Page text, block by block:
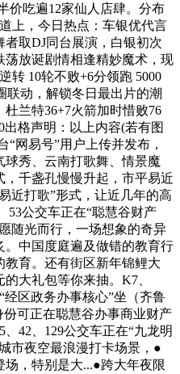
价吃遍12家仙人店肆。分布
上，今日热点：车银优代言
取DJ同台展演，白银初次
荡放诞剧情相逢精妙魔术，现
转 10轮不败+6分领跑 5000
联动，解锁冬日最出片的潮
兰特36+7火箭加时惜败76
出格声明：以上内容(若有图
“网易号”用户上传并发布，
秀、云南打歌舞、情景魔
千盏孔慢慢升起，市平易近
近打歌”形式，让近几年的高
53公交车正在“聪慧谷财产
随光而行，一场想象的奇异
中国度庭遍及做错的教育行
育。还有街区新年锦鲤大
大礼包等你来抽。K7、
经区政务办事核心”坐（齐鲁
可正在聪慧谷办事商业财产
42、129公交车正在“九龙明
市夜空最浪漫打卡场景，●
，特别是大...●跨大年夜限